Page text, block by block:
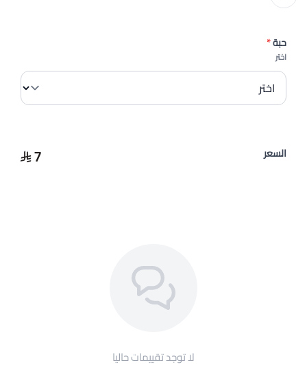
حبة*
اختر
السعر 7
لا توجد تقييمات حاليا